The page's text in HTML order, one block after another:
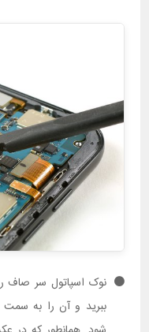
نوک اسپاتول سر صاف
ببرید و آن را به سمت